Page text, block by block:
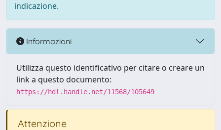
indicazione.
Informazioni
Utilizza questo identificativo per citare o creare un
link a questo documento:
https://hdl.handle.net/11568/105649
Attenzione